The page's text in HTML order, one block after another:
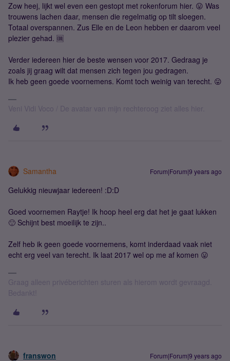
Zow heej, lijkt wel even een gestopt met rokenforum hier. 😛 Was
trouwens lachen daar, mensen die regelmatig op tilt sloegen.
Totaal overspannen. Zus Elle en de Leon hebben er daarom veel
plezier gehad. 🆒
Verder iedereen hier de beste wensen voor 2017. Gedraag je
zoals jij graag wilt dat mensen zich tegen jou gedragen.
Ik heb geen goede voornemens. Komt toch weinig van terecht. 😛
Veni Vidi Voco / De avatar van mijn rechteroog ziet alles hier.
Samantha Forum|Forum|9 years ago
Gelukkig nieuwjaar iedereen! :D:D
Goed voornemen Raytje! Ik hoop heel erg dat het je gaat lukken
🙂 Schijnt best moeilijk te zijn..
Zelf heb ik geen goede voornemens, komt inderdaad vaak niet
echt erg veel van terecht. Ik laat 2017 wel op me af komen 😛
Graag alleen privéberichten sturen als hierom wordt gevraagd.
Bedankt!
franswon Forum|Forum|9 years ago